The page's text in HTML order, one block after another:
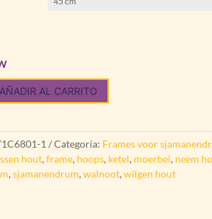
AÑADIR AL CARRITO
1 Categoría: Frames voor
hout, frame, hoops, ketel, moerbei, neem
, sjamanendrum, walnoot, wilgen hout